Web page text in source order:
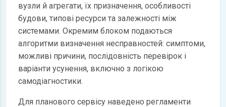
вузли й агрегати, їх призначення, особливості
будови, типові ресурси та залежності між
системами. Окремим блоком подаються
алгоритми визначення несправностей: симптоми,
можливі причини, послідовність перевірок і
варіанти усунення, включно з логікою
самодіагностики.
Для планового сервісу наведено регламенти